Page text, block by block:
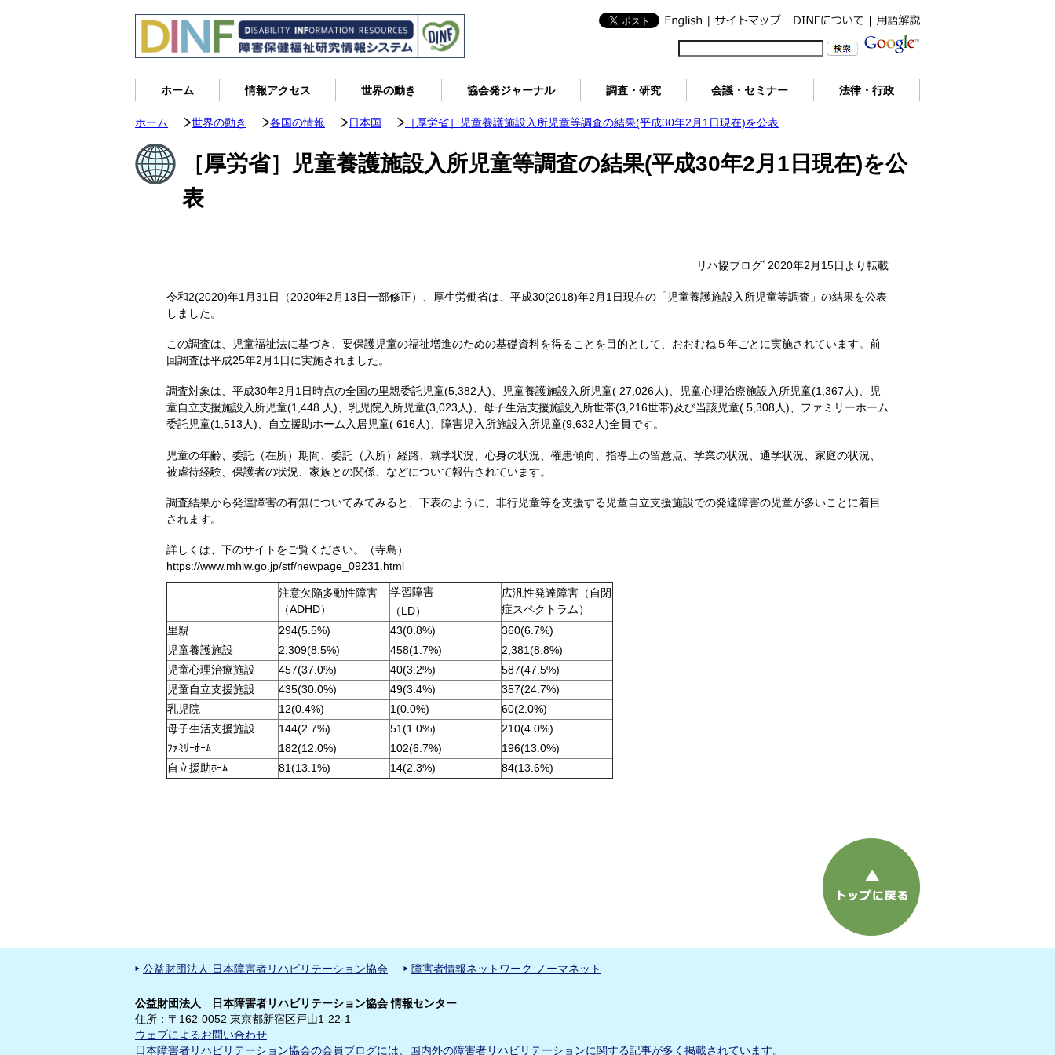
ホーム 情報アクセス 世界の動き 協会発ジャーナル 調査・研究 会議・セミナー 法律・行政
ホーム 世界の動き 各国の情報 日本国 ［厚労省］児童養護施設入所児童等調査の結果(平成30年2月1日現在)を公表
［厚労省］児童養護施設入所児童等調査の結果(平成30年2月1日現在)を公
表
リハ協ブログﾞ2020年2月15日より転載
令和2(2020)年1月31日（2020年2月13日一部修正）、厚生労働省は、平成30(2018)年2月1日現在の「児童養護施設入所児童等調査」の結果を公表
しました。
この調査は、児童福祉法に基づき、要保護児童の福祉増進のための基礎資料を得ることを目的として、おおむね５年ごとに実施されています。前
回調査は平成25年2月1日に実施されました。
調査対象は、平成30年2月1日時点の全国の里親委託児童(5,382人)、児童養護施設入所児童( 27,026人)、児童心理治療施設入所児童(1,367人)、児
童自立支援施設入所児童(1,448 人)、乳児院入所児童(3,023人)、母子生活支援施設入所世帯(3,216世帯)及び当該児童( 5,308人)、ファミリーホーム
委託児童(1,513人)、自立援助ホーム入居児童( 616人)、障害児入所施設入所児童(9,632人)全員です。
児童の年齢、委託（在所）期間、委託（入所）経路、就学状況、心身の状況、罹患傾向、指導上の留意点、学業の状況、通学状況、家庭の状況、
被虐待経験、保護者の状況、家族との関係、などについて報告されています。
調査結果から発達障害の有無についてみてみると、下表のように、非行児童等を支援する児童自立支援施設での発達障害の児童が多いことに着目
されます。
詳しくは、下のサイトをご覧ください。（寺島）
https://www.mhlw.go.jp/stf/newpage_09231.html
注意欠陥多動性障害
（ADHD）
学習障害
（LD）
広汎性発達障害（自閉
症スペクトラム）
里親
294(5.5%) 43(0.8%)
360(6.7%)
児童養護施設
2,309(8.5%) 458(1.7%)
2,381(8.8%)
児童心理治療施設
457(37.0%) 40(3.2%)
587(47.5%)
児童自立支援施設
435(30.0%) 49(3.4%)
357(24.7%)
乳児院
12(0.4%) 1(0.0%)
60(2.0%)
母子生活支援施設
144(2.7%) 51(1.0%)
210(4.0%)
ﾌｧﾐﾘｰﾎｰﾑ
182(12.0%) 102(6.7%)
196(13.0%)
自立援助ﾎｰﾑ
81(13.1%) 14(2.3%) 84(13.6%)
公益財団法人 日本障害者リハビリテーション協会 障害者情報ネットワーク ノーマネット
公益財団法人 日本障害者リハビリテーション協会 情報センター
住所：〒162-0052 東京都新宿区戸山1-22-1
ウェブによるお問い合わせ
日本障害者リハビリテーション協会の会員ブログには、国内外の障害者リハビリテーションに関する記事が多く掲載されています。